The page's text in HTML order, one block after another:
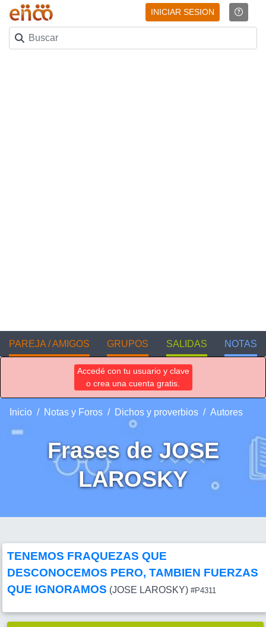
INICIAR SESION
PAREJA / AMIGOS GRUPOS SALIDAS NOTAS
Accedé con tu usuario y clave
o crea una cuenta gratis.
Inicio Notas y Foros Dichos y proverbios Autores
Frases de JOSE
LAROSKY
TENEMOS FRAQUEZAS QUE
DESCONOCEMOS PERO, TAMBIEN FUERZAS
QUE IGNORAMOS (JOSE LAROSKY) #P4311